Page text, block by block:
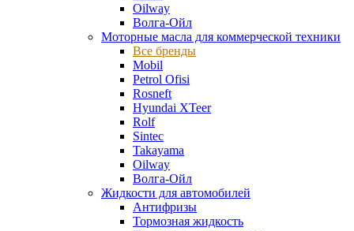
Oilway
Волга-Ойл
Моторные масла для коммерческой техники
Все бренды
Mobil
Petrol Ofisi
Rosneft
Hyundai XTeer
Rolf
Sintec
Takayama
Oilway
Волга-Ойл
Жидкости для автомобилей
Антифризы
Тормозная жидкость